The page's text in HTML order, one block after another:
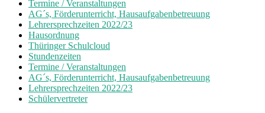
Termine / Veranstaltungen
AG´s, Förderunterricht, Hausaufgabenbetreuung
Lehrersprechzeiten 2022/23
Hausordnung
Thüringer Schulcloud
Stundenzeiten
Termine / Veranstaltungen
AG´s, Förderunterricht, Hausaufgabenbetreuung
Lehrersprechzeiten 2022/23
Schülervertreter